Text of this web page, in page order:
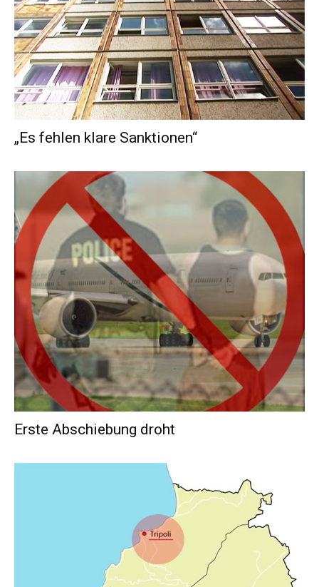
„Es fehlen klare Sanktionen“
Erste Abschiebung droht